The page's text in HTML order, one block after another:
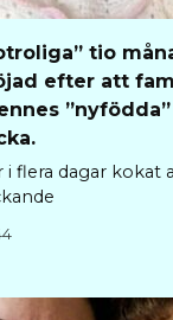
tio
efter att
flera dagar kokat